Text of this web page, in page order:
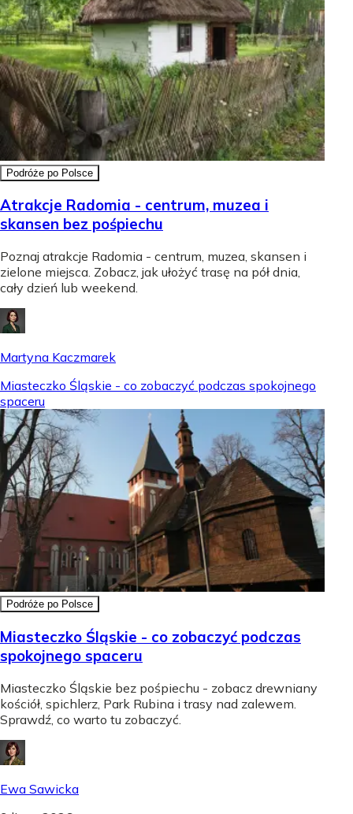
Podróże po Polsce
Atrakcje Radomia - centrum, muzea i
skansen bez pośpiechu
Poznaj atrakcje Radomia - centrum, muzea, skansen i
zielone miejsca. Zobacz, jak ułożyć trasę na pół dnia,
cały dzień lub weekend.
Martyna Kaczmarek
Miasteczko Śląskie - co zobaczyć podczas spokojnego
spaceru
Podróże po Polsce
Miasteczko Śląskie - co zobaczyć podczas
spokojnego spaceru
Miasteczko Śląskie bez pośpiechu - zobacz drewniany
kościół, spichlerz, Park Rubina i trasy nad zalewem.
Sprawdź, co warto tu zobaczyć.
Ewa Sawicka